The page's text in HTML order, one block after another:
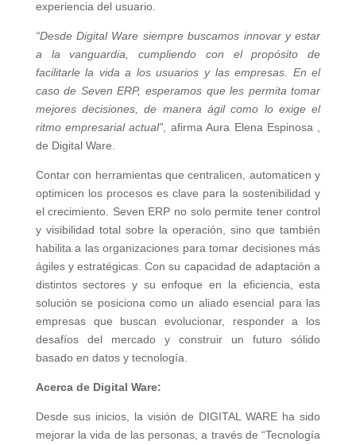
experiencia del usuario.
“Desde Digital Ware siempre buscamos innovar y estar
a la vanguardia, cumpliendo con el propósito de
facilitarle la vida a los usuarios y las empresas. En el
caso de Seven ERP, esperamos que les permita tomar
mejores decisiones, de manera ágil como lo exige el
ritmo empresarial actual” , afirma Aura Elena Espinosa ,
de Digital Ware.
Contar con herramientas que centralicen, automaticen y
optimicen los procesos es clave para la sostenibilidad y
el crecimiento. Seven ERP no solo permite tener control
y visibilidad total sobre la operación, sino que también
habilita a las organizaciones para tomar decisiones más
ágiles y estratégicas. Con su capacidad de adaptación a
distintos sectores y su enfoque en la eficiencia, esta
solución se posiciona como un aliado esencial para las
empresas que buscan evolucionar, responder a los
desafíos del mercado y construir un futuro sólido
basado en datos y tecnología.
Acerca de Digital Ware:
Desde sus inicios, la visión de DIGITAL WARE ha sido
mejorar la vida de las personas, a través de “Tecnología